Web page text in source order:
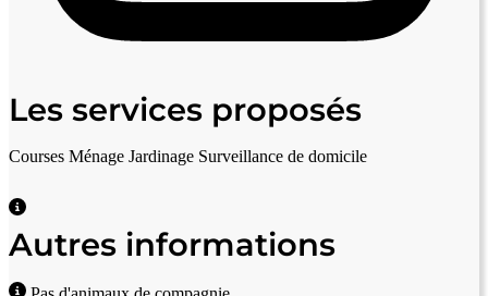
Les services proposés
Courses Ménage Jardinage Surveillance de domicile
Autres informations